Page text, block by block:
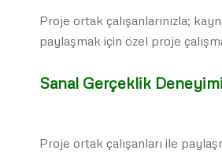
Proje ortak çalışanlarınızla;
paylaşmak için özel proje
Sanal Gerçeklik Deneyimi
Proje ortak çalışanları ile